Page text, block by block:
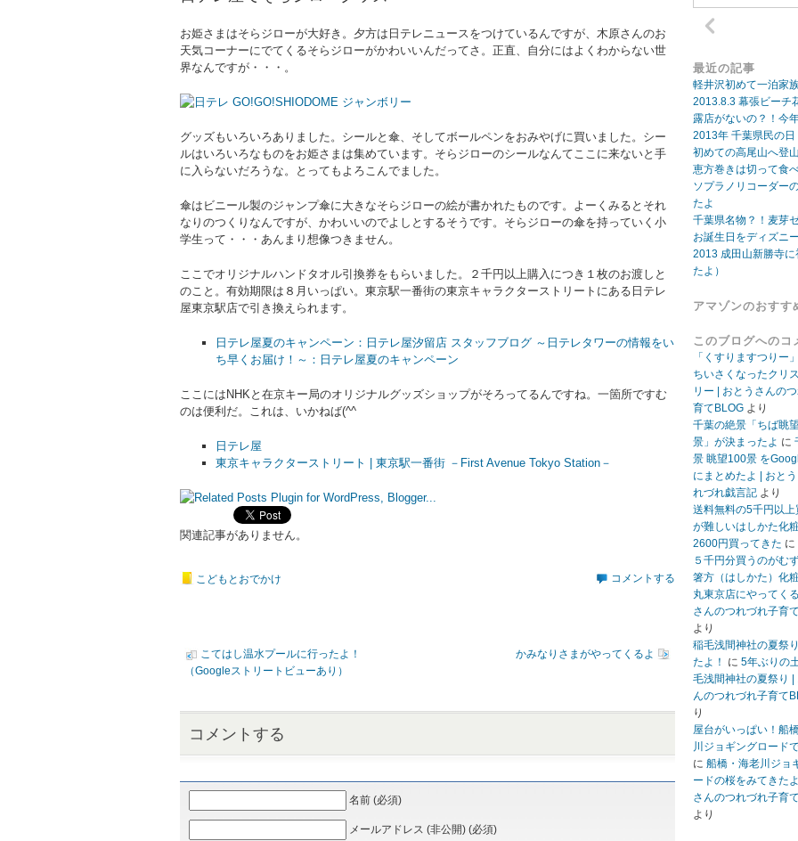
お姫さまはそらジローが大好き。夕方は日テレニュースをつけているんですが、木原さんのお
天気コーナーにでてくるそらジローがかわいいんだってさ。正直、自分にはよくわからない世
界なんですが・・・。
グッズもいろいろありました。シールと傘、そしてボールペンをおみやげに買いました。シー
ルはいろいろなものをお姫さまは集めています。そらジローのシールなんてここに来ないと手
に入らないだろうな。とってもよろこんでました。
傘はビニール製のジャンプ傘に大きなそらジローの絵が書かれたものです。よーくみるとそれ
なりのつくりなんですが、かわいいのでよしとするそうです。そらジローの傘を持っていく小
学生って・・・あんまり想像つきません。
ここでオリジナルハンドタオル引換券をもらいました。２千円以上購入につき１枚のお渡しと
のこと。有効期限は８月いっぱい。東京駅一番街の東京キャラクターストリートにある日テレ
屋東京駅店で引き換えられます。
日テレ屋夏のキャンペーン：日テレ屋汐留店 スタッフブログ ～日テレタワーの情報をい
ち早くお届け！～：日テレ屋夏のキャンペーン
ここにはNHKと在京キー局のオリジナルグッズショップがそろってるんですね。一箇所ですむ
のは便利だ。これは、いかねば(^^ゞ
日テレ屋
東京キャラクターストリート | 東京駅一番街 －First Avenue Tokyo Station－
関連記事がありません。
こどもとおでかけ コメントする
こてはし温水プールに行ったよ！
（Googleストリートビューあり）
かみなりさまがやってくるよ
コメントする
名前 (必須)
メールアドレス (非公開) (必須)
最近の記事
軽井沢初めて一泊家
2013.8.3 幕張ビーチ
露店がないの？！今
2013年 千葉県民の
初めての高尾山へ登
恵方巻きは切って食
ソプラノリコーダー
たよ
千葉県名物？！麦芽
お誕生日をディズニ
2013 成田山新勝寺
たよ）
アマゾンのおすす
このブログへのコ
「くすりますつりー
ちいさくなったクリ
リー | おとうさんの
育てBLOG より
千葉の絶景「ちば眺
景」が決まったよ に
景 眺望100景 を
にまとめたよ | おと
れづれ戯言記 より
送料無料の5千円以上
が難しいはしかた化
2600円買ってきた に
５千円分買うのがむ
箸方（はしかた）化
丸東京店にやってく
さんのつれづれ子育
より
稲毛浅間神社の夏祭
たよ！
に 5年ぶりの
毛浅間神社の夏祭り |
んのつれづれ子育て
り
屋台がいっぱい！船
川ジョギングロード
に 船橋・海老川ジョ
ードの桜をみてきた
さんのつれづれ子育
より